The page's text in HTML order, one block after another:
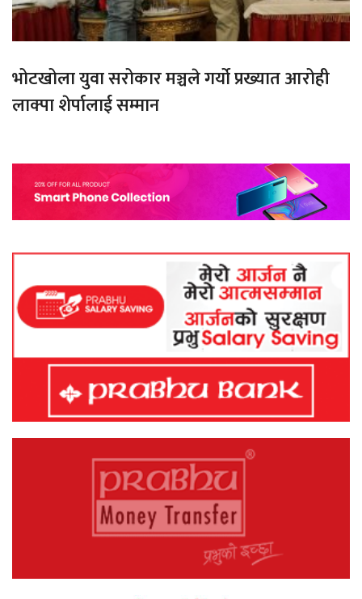
भोटखोला युवा सरोकार मञ्चले गर्यो प्रख्यात आरोही
लाक्पा शेर्पालाई सम्मान